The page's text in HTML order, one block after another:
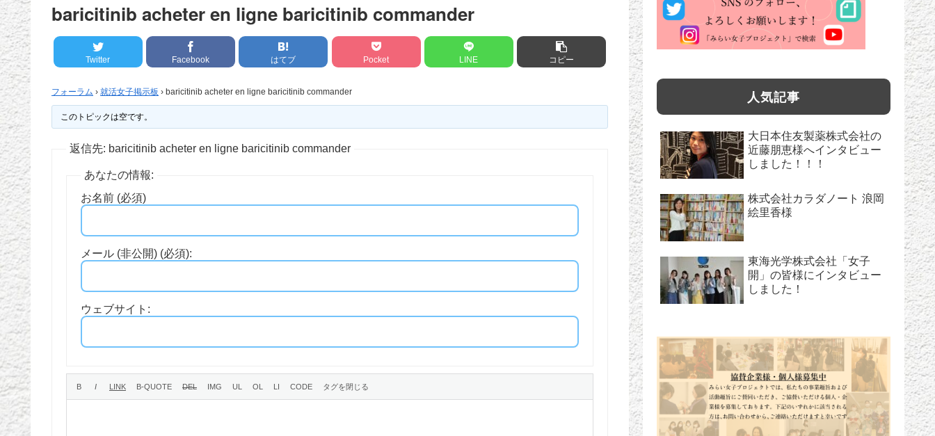
baricitinib acheter en ligne baricitinib commander
Twitter Facebook はてブ Pocket LINE コピー
フォーラム › 就活女子掲示板 › baricitinib acheter en ligne baricitinib commander
このトピックは空です。
返信先: baricitinib acheter en ligne baricitinib commander
あなたの情報:
お名前 (必須)
メール (非公開) (必須):
ウェブサイト:
人気記事
大日本住友製薬株式会社の
近藤朋恵様へインタビュー
しました！！！
株式会社カラダノート 浪岡
絵里香様
東海光学株式会社「女子
開」の皆様にインタビュー
しました！